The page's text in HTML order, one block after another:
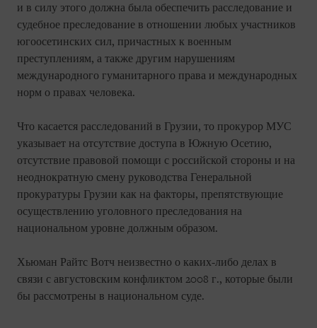
и в силу этого должна была обеспечить расследование и
судебное преследование в отношении любых участников
югоосетинских сил, причастных к военным
преступлениям, а также другим нарушениям
международного гуманитарного права и международных
норм о правах человека.
Что касается расследований в Грузии, то прокурор МУС
указывает на отсутствие доступа в Южную Осетию,
отсутствие правовой помощи с российской стороны и на
неоднократную смену руководства Генеральной
прокуратуры Грузии как на факторы, препятствующие
осуществлению уголовного преследования на
национальном уровне должным образом.
Хьюман Райтс Вотч неизвестно о каких-либо делах в
связи с августовским конфликтом 2008 г., которые были
бы рассмотрены в национальном суде.